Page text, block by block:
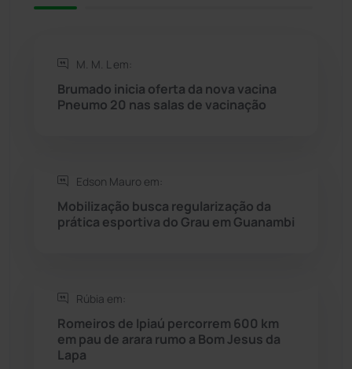
Rio do Antônio
Seabra (50)
Sítio do Mato
Sudoeste Baiano (1530)
M. M. L em:
Brumado inicia oferta da nova vacina
Pneumo 20 nas salas de vacinação
Edson Mauro em:
Mobilização busca regularização da
prática esportiva do Grau em Guanambi
Rúbia em:
Romeiros de Ipiaú percorrem 600 km
em pau de arara rumo a Bom Jesus da
Lapa